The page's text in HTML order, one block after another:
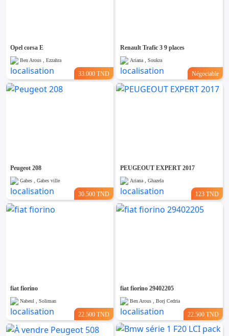
Opel corsa E
Ben Arous , Ezzahra
33.000 TND
Renault Trafic 3 9 places
Ariana , Soukra
Négociable
Peugeot 208
Gabes , Gabes ville
30.500 TND
PEUGEOUT EXPERT 2017
Ariana , Ghazela
123 TND
fiat fiorino
Nabeul , Soliman
22.500 TND
fiat fiorino 29402205
Ben Arous , Borj Cedria
22.500 TND